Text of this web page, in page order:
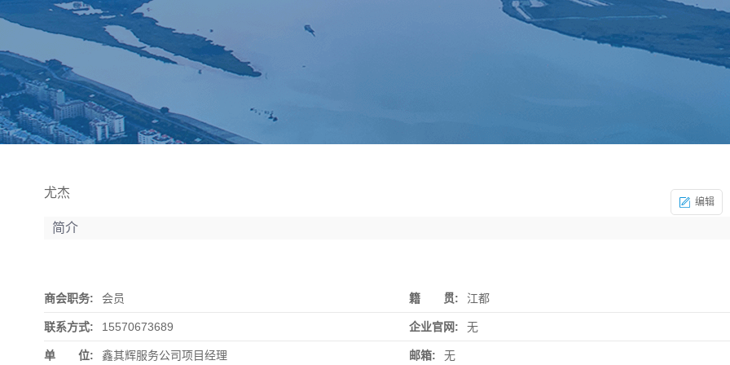
编辑
尤杰
简介
商会职务: 会员
联系方式: 15570673689
单 位: 鑫其辉服务公司项目经理
籍 贯: 江都
企业官网: 无
邮箱: 无